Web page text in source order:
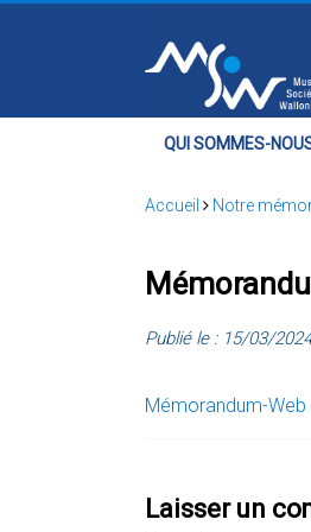
QUI SOMMES-
Accueil Notre
Publié le : 15/03/2024
Mémorandum-Web
Laisser un